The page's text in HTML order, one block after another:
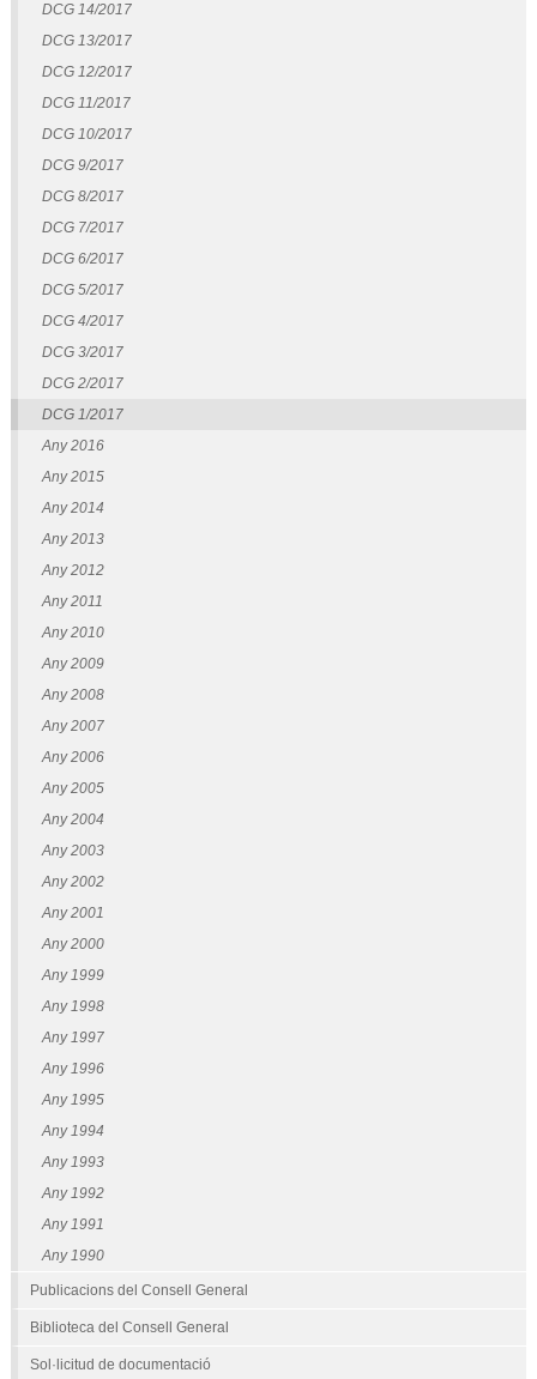
DCG 14/2017
DCG 13/2017
DCG 12/2017
DCG 11/2017
DCG 10/2017
DCG 9/2017
DCG 8/2017
DCG 7/2017
DCG 6/2017
DCG 5/2017
DCG 4/2017
DCG 3/2017
DCG 2/2017
DCG 1/2017
Any 2016
Any 2015
Any 2014
Any 2013
Any 2012
Any 2011
Any 2010
Any 2009
Any 2008
Any 2007
Any 2006
Any 2005
Any 2004
Any 2003
Any 2002
Any 2001
Any 2000
Any 1999
Any 1998
Any 1997
Any 1996
Any 1995
Any 1994
Any 1993
Any 1992
Any 1991
Any 1990
Publicacions del Consell General
Biblioteca del Consell General
Sol·licitud de documentació